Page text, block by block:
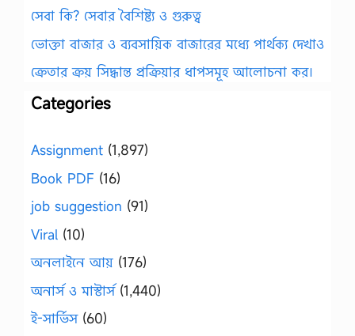
সেবা কি? সেবার বৈশিষ্ট্য ও গুরুত্ব
ভোক্তা বাজার ও ব্যবসায়িক বাজারের মধ্যে পার্থক্য দেখাও
ক্রেতার ক্রয় সিদ্ধান্ত প্রক্রিয়ার ধাপসমূহ আলোচনা কর।
Categories
Assignment (1,897)
Book PDF (16)
job suggestion (91)
Viral (10)
অনলাইনে আয় (176)
অনার্স ও মাস্টার্স(1,440)
ই-সার্ভিস(60)